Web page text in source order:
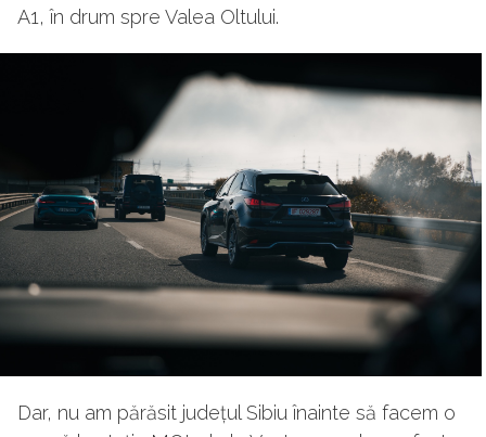
A1, în drum spre Valea Oltului.
Dar, nu am părăsit județul Sibiu înainte să facem o